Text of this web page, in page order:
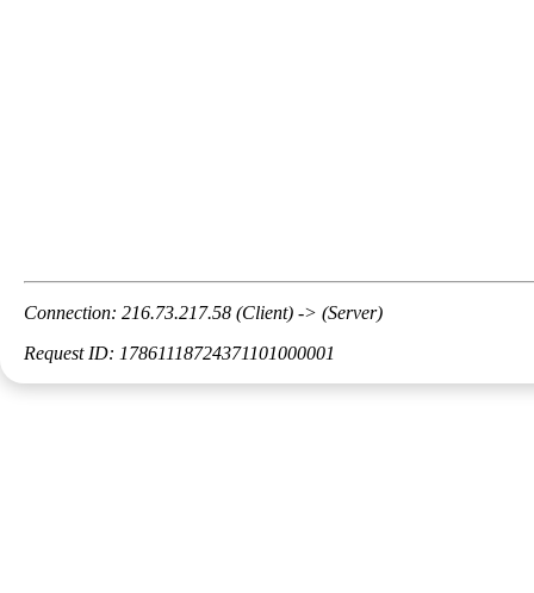
Connection: 216.73.217.58 (Client) -> (Server)
Request ID: 17861118724371101000001